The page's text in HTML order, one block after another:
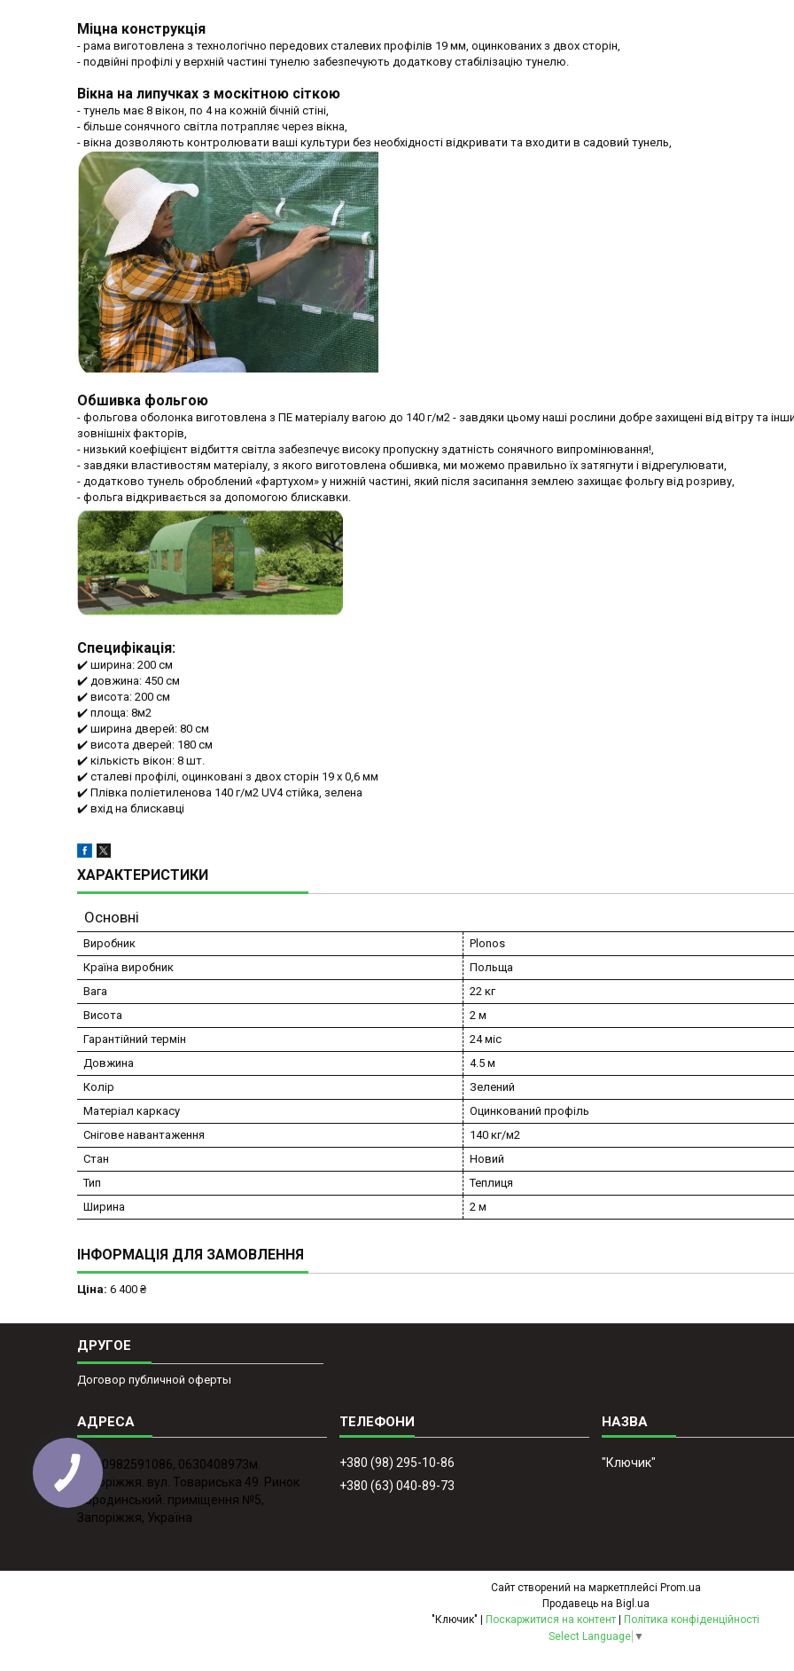
Міцна конструкція
- рама виготовлена з технологічно передових сталевих профілів 19 мм, оцинкованих з двох сторін,
- подвійні профілі у верхній частині тунелю забезпечують додаткову стабілізацію тунелю.
Вікна на липучках з москітною сіткою
- тунель має 8 вікон, по 4 на кожній бічній стіні,
- більше сонячного світла потрапляє через вікна,
- вікна дозволяють контролювати ваші культури без необхідності відкривати та входити в садовий тунель,
Обшивка фольгою
- фольгова оболонка виготовлена з ПЕ матеріалу вагою до 140 г/м2 - завдяки цьому наші рослини добре захищені від вітру та
зовнішніх факторів,
- низький коефіцієнт відбиття світла забезпечує високу пропускну здатність сонячного випромінювання!,
- завдяки властивостям матеріалу, з якого виготовлена обшивка, ми можемо правильно їх затягнути і відрегулювати,
- додатково тунель оброблений «фартухом» у нижній частині, який після засипання землею захищає фольгу від розриву,
- фольга відкривається за допомогою блискавки.
Специфікація:
✔️ ширина: 200 см
✔️ довжина: 450 см
✔️ висота: 200 см
✔️ площа: 8м2
✔️ ширина дверей: 80 см
✔️ висота дверей: 180 см
✔️ кількість вікон: 8 шт.
✔️ сталеві профілі, оцинковані з двох сторін 19 х 0,6 мм
✔️ Плівка поліетиленова 140 г/м2 UV4 стійка, зелена
✔️ вхід на блискавці
ХАРАКТЕРИСТИКИ
Основні
Виробник
Plonos
Країна виробник
Польща
Вага
22 кг
Висота
2 м
Гарантійний термін
24 міс
Довжина
4.5 м
Колір
Зелений
Матеріал каркасу
Оцинкований профіль
Снігове навантаження
140 кг/м2
Стан
Новий
Тип
Теплиця
Ширина
2 м
ІНФОРМАЦІЯ ДЛЯ ЗАМОВЛЕННЯ
Ціна: 6 400 ₴
ДРУГОЕ
Договор публичной оферты
тел. 0982591086, 0630408973м.
Запоріжжя. вул. Товариська 49. Ринок
Бородинський. приміщення №5,
Запоріжжя, Україна
+380 (98) 295-10-86
+380 (63) 040-89-73
"Ключик"
Сайт створений на маркетплейсі Prom.ua
Продавець на Bigl.ua
Поскаржитися на контент
Політика конфіденційності
Select Language ▼